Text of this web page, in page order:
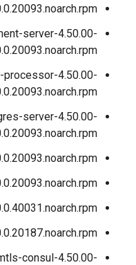
server-4.50.00-
4.50.00-
server-4.50.00-
consul-4.50.00-